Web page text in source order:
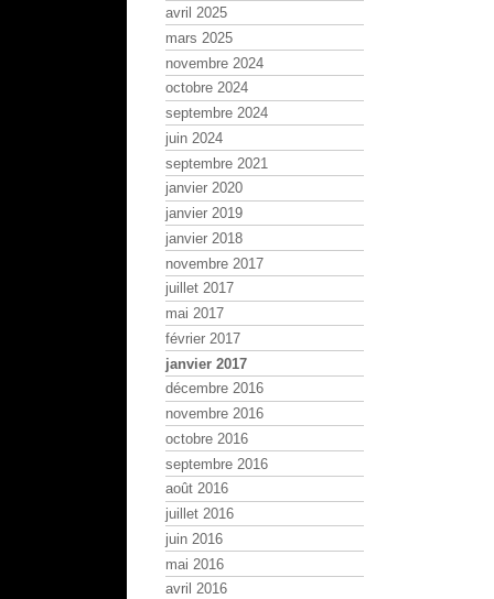
avril 2025
mars 2025
novembre 2024
octobre 2024
septembre 2024
juin 2024
septembre 2021
janvier 2020
janvier 2019
janvier 2018
novembre 2017
juillet 2017
mai 2017
février 2017
janvier 2017
décembre 2016
novembre 2016
octobre 2016
septembre 2016
août 2016
juillet 2016
juin 2016
mai 2016
avril 2016